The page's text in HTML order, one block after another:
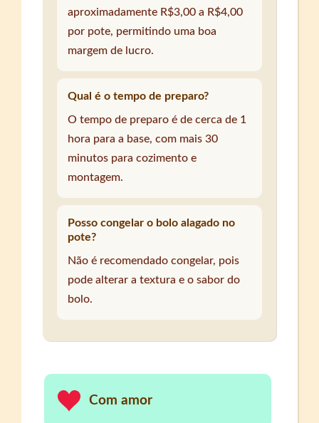
aproximadamente R$3,00 a R$4,00
por pote, permitindo uma boa
margem de lucro.
Qual é o tempo de preparo?
O tempo de preparo é de cerca de 1
hora para a base, com mais 30
minutos para cozimento e
montagem.
Posso congelar o bolo alagado no
pote?
Não é recomendado congelar, pois
pode alterar a textura e o sabor do
bolo.
Com amor